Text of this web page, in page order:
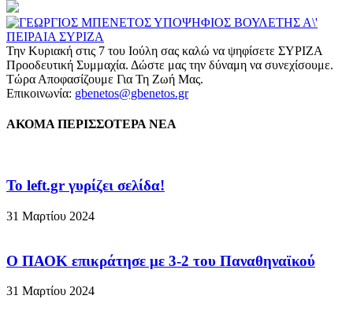
Την Κυριακή στις 7 του Ιούλη σας καλώ να ψηφίσετε ΣΥΡΙΖΑ
Προοδευτική Συμμαχία. Δώστε μας την δύναμη να συνεχίσουμε.
Τώρα Αποφασίζουμε Για Τη Ζωή Μας.
Επικοινωνία: gbenetos@gbenetos.gr
ΑΚΟΜΑ ΠΕΡΙΣΣΟΤΕΡΑ ΝΕΑ
To left.gr γυρίζει σελίδα!
31 Μαρτίου 2024
Ο ΠΑΟΚ επικράτησε με 3-2 του Παναθηναϊκού
31 Μαρτίου 2024